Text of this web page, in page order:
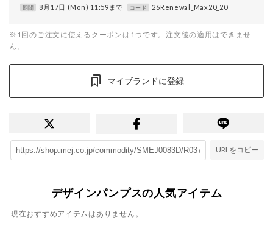
期間 8月17日 (Mon) 11:59まで コード 26Renewal_Max20_20
※1回のご注文に使えるクーポンは1つです。注文後の適用はできませ
ん。
マイブランドに登録
URLをコピー
デザインパンプスの人気アイテム
現在おすすめアイテムはありません。